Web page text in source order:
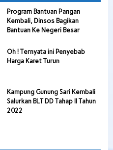
Program Bantuan Pangan
Kembali, Dinsos Bagikan
Bantuan Ke Negeri Besar
Oh ! Ternyata ini Penyebab
Harga Karet Turun
Kampung Gunung Sari Kembali
Salurkan BLT DD Tahap II Tahun
2022